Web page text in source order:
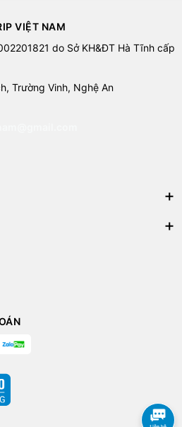
VIỆT NAM
do Sở KH&ĐT Hà Tĩnh cấp
Trường Vinh, Nghệ An